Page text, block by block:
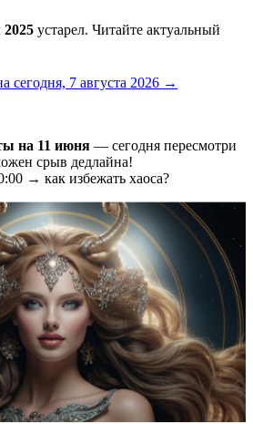
устарел. Читайте актуальный
сегодня, 7 августа 2026 →
на 11 июня — сегодня пересмотри
срыв дедлайна!
→ как избежать хаоса?